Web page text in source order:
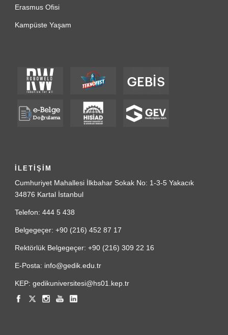
Erasmus Ofisi
Kampüste Yaşam
İLETİŞİM
Cumhuriyet Mahallesi İlkbahar Sokak No: 1-3-5 Yakacık
34876 Kartal İstanbul
Telefon: 444 5 438
Belgegeçer: +90 (216) 452 87 17
Rektörlük Belgegeçer: +90 (216) 309 22 16
E-Posta: info@gedik.edu.tr
KEP: gedikuniversitesi@hs01.kep.tr